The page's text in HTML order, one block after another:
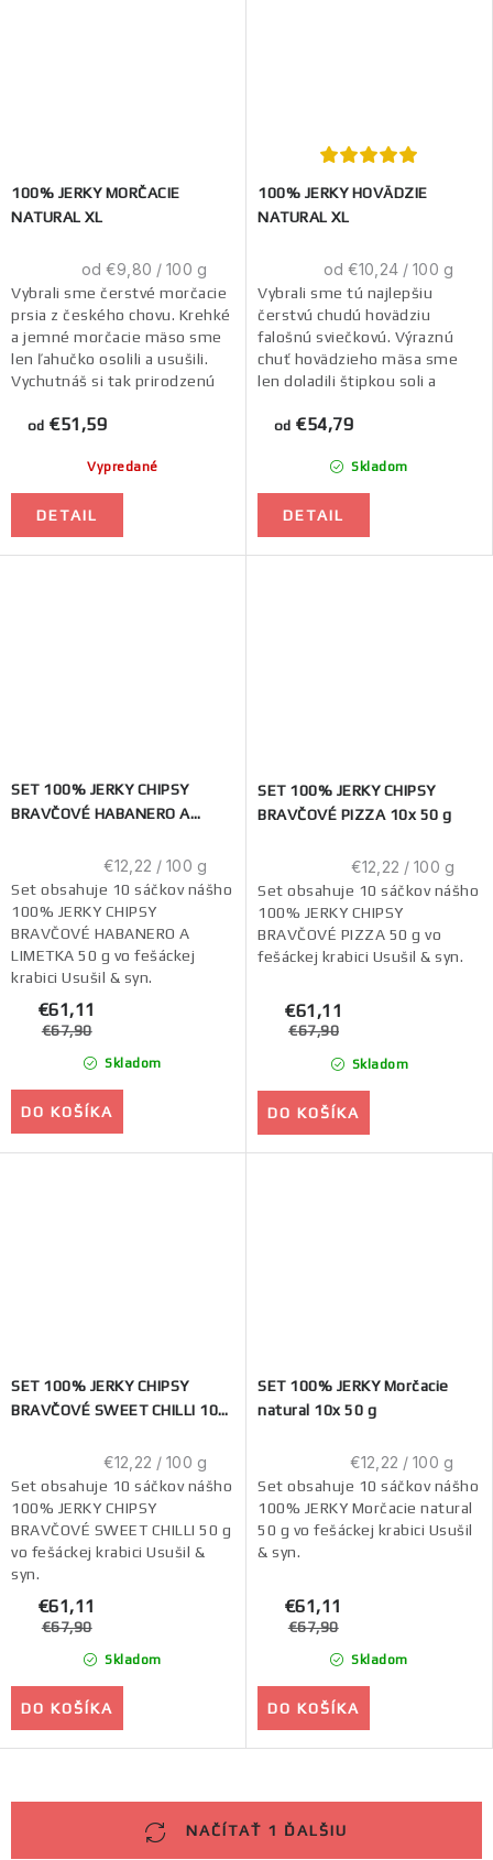
100% JERKY MORČACIE
NATURAL XL
Vypredané
od €51,59
Jednotková
cena:
od €9,80 / 100 g
DETAIL
Vybrali sme čerstvé morčacie
prsia z českého chovu. Krehké
a jemné morčacie mäso sme
len ľahučko osolili a usušili.
Vychutnáš si tak prirodzenú
ďalších...
100% JERKY HOVÄDZIE
NATURAL XL
Skladom
od €54,79
Jednotková
cena:
od €10,24 / 100 g
DETAIL
Vybrali sme tú najlepšiu
čerstvú chudú hovädziu
falošnú sviečkovú. Výraznú
chuť hovädzieho mäsa sme
len doladili štipkou soli a
prirodzenú lahodnú chuť...
SET 100% JERKY CHIPSY
BRAVČOVÉ HABANERO A
Skladom
€61,11
€67,90
Jednotková
cena:
€12,22 / 100 g
DO KOŠÍKA
Set obsahuje 10 sáčkov nášho
100% JERKY CHIPSY
BRAVČOVÉ HABANERO A
LIMETKA 50 g vo fešáckej
krabici Usušil & syn.
SET 100% JERKY CHIPSY
BRAVČOVÉ PIZZA 10x 50 g
Skladom
€61,11
€67,90
Jednotková
cena:
€12,22 / 100 g
DO KOŠÍKA
Set obsahuje 10 sáčkov nášho
100% JERKY CHIPSY
BRAVČOVÉ PIZZA 50 g vo
fešáckej krabici Usušil & syn.
SET 100% JERKY CHIPSY
BRAVČOVÉ SWEET CHILLI 10x
Skladom
€61,11
€67,90
Jednotková
cena:
€12,22 / 100 g
DO KOŠÍKA
Set obsahuje 10 sáčkov nášho
100% JERKY CHIPSY
BRAVČOVÉ SWEET CHILLI 50 g
vo fešáckej krabici Usušil &
syn.
SET 100% JERKY Morčacie
natural 10x 50 g
Skladom
€61,11
€67,90
Jednotková
cena:
€12,22 / 100 g
DO KOŠÍKA
Set obsahuje 10 sáčkov nášho
100% JERKY Morčacie natural
50 g vo fešáckej krabici Usušil
& syn.
NAČÍTAŤ 1 ĎALŠIU